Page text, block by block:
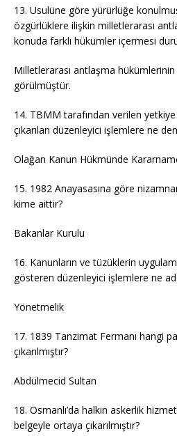
13. Usulüne göre yürürlüğe
özgürlüklere ilişkin milletlerarası
konuda farklı hükümler içermesi
Milletlerarası antlaşma hükümlerinin
görülmüştür.
14. TBMM tarafından verilen
çıkarılan düzenleyici işlemlere ne
Olağan Kanun Hükmünde
15. 1982 Anayasasına göre
kime aittir?
Bakanlar Kurulu
16. Kanunların ve tüzüklerin
gösteren düzenleyici işlemlere ne
Yönetmelik
17. 1839 Tanzimat Fermanı hangi
çıkarılmıştır?
Abdülmecid Sultan
18. Osmanlı’da halkın askerlik
belgeyle ortaya çıkarılmıştır?